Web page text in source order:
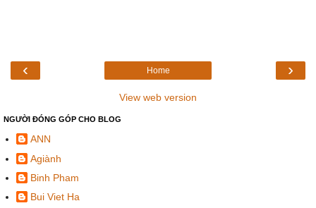
‹ ›
Home
View web version
NGƯỜI ĐÓNG GÓP CHO BLOG
ANN
Agiành
Binh Pham
Bui Viet Ha